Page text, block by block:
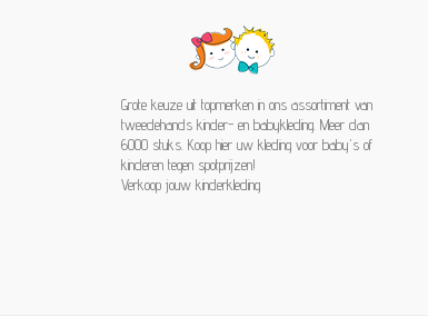
Grote keuze uit topmerken in ons assortiment van
tweedehands kinder- en babykleding. Meer dan
6000 stuks. Koop hier uw kleding voor baby's of
kinderen tegen spotprijzen!
Verkoop jouw kinderkleding